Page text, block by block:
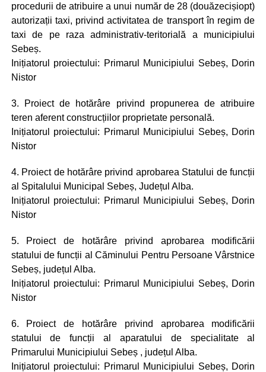
procedurii de atribuire a unui număr de 28 (douăzecișiopt)
autorizații taxi, privind activitatea de transport în regim de
taxi de pe raza administrativ-teritorială a municipiului
Sebeș.
Inițiatorul proiectului: Primarul Municipiului Sebeș, Dorin
Nistor
3. Proiect de hotărâre privind propunerea de atribuire
teren aferent construcțiilor proprietate personală.
Inițiatorul proiectului: Primarul Municipiului Sebeș, Dorin
Nistor
4. Proiect de hotărâre privind aprobarea Statului de funcții
al Spitalului Municipal Sebeș, Județul Alba.
Inițiatorul proiectului: Primarul Municipiului Sebeș, Dorin
Nistor
5. Proiect de hotărâre privind aprobarea modificării
statului de funcții al Căminului Pentru Persoane Vârstnice
Sebeș, județul Alba.
Inițiatorul proiectului: Primarul Municipiului Sebeș, Dorin
Nistor
6. Proiect de hotărâre privind aprobarea modificării
statului de funcții al aparatului de specialitate al
Primarului Municipiului Sebeș , județul Alba.
Inițiatorul proiectului: Primarul Municipiului Sebeș, Dorin